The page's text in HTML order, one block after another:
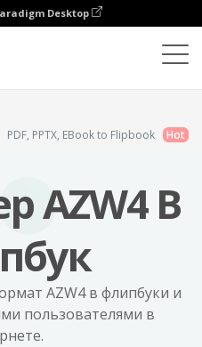
Desktop
PDF, PPTX, EBook to Flipbook Hot
AZW4 В
AZW4 в флипбуки и
пользователями в